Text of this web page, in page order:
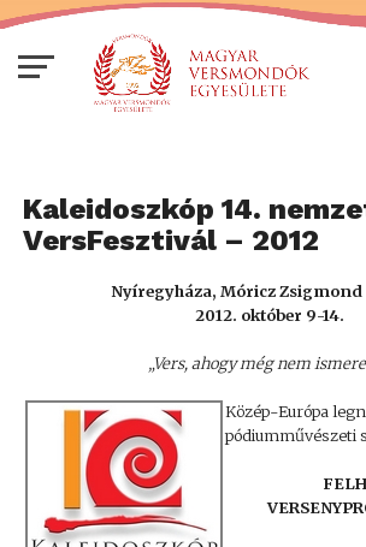
Kaleidoszkóp 14.
VersFesztivál – 2012
Nyíregyháza, Móricz Zsigmond
2012. október 9-14.
„Vers, ahogy még nem
Közép-Európa
pódiumművészeti